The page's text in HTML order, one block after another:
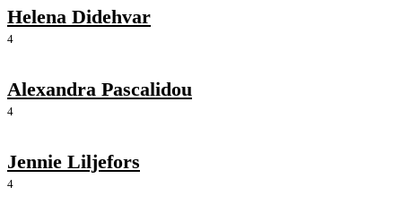
Helena Didehvar
4
Alexandra Pascalidou
4
Jennie Liljefors
4